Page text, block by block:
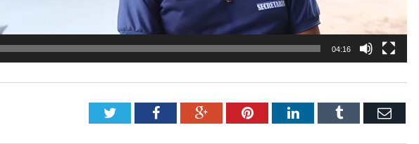
04:16
TwitterFacebookGoogle+PinterestLinkedInTumblr Email